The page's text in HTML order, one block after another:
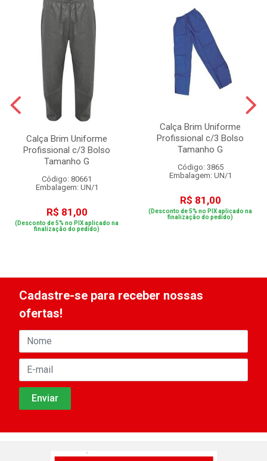
Calça Brim Uniforme
Profissional c/3 Bolso
Tamanho G
Código: 80661
Embalagem: UN/1
R$ 81,00
(Desconto de 5% no PIX aplicado na
finalização do pedido)
Calça Brim Uniforme
Profissional c/3 Bolso
Tamanho G
Código: 3865
Embalagem: UN/1
R$ 81,00
(Desconto de 5% no PIX aplicado na
finalização do pedido)
Cadastre-se para receber nossas
ofertas!